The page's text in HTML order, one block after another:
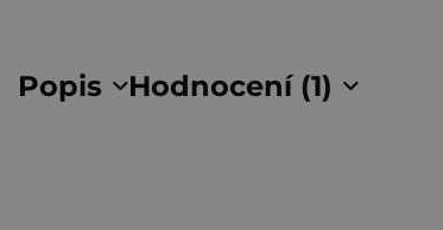
Popis Hodnocení (1)